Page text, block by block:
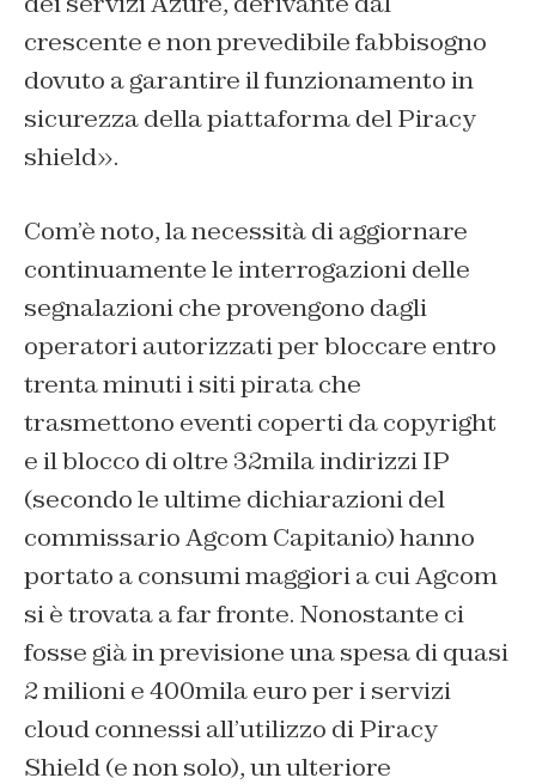
crescente e non prevedibile fabbisogno
dovuto a garantire il funzionamento in
sicurezza della piattaforma del Piracy
shield».
Com’è noto, la necessità di aggiornare
continuamente le interrogazioni delle
segnalazioni che provengono dagli
operatori autorizzati per bloccare entro
trenta minuti i siti pirata che
trasmettono eventi coperti da copyright
e il blocco di oltre 32mila indirizzi IP
(secondo le ultime dichiarazioni del
commissario Agcom Capitanio) hanno
portato a consumi maggiori a cui Agcom
si è trovata a far fronte. Nonostante ci
fosse già in previsione una spesa di quasi
2 milioni e 400mila euro per i servizi
cloud connessi all’utilizzo di Piracy
Shield (e non solo), un ulteriore